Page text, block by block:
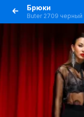
Брюки
Butеr 2709 черный